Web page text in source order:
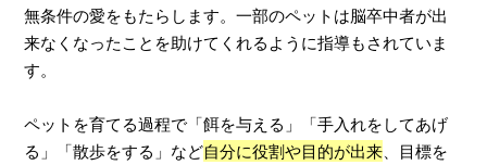
無条件の愛をもたらします。一部のペットは脳卒中者が出
来なくなったことを助けてくれるように指導もされていま
す。
ペットを育てる過程で「餌を与える」「手入れをしてあげ
る」「散歩をする」など自分に役割や目的が出来 、目標を